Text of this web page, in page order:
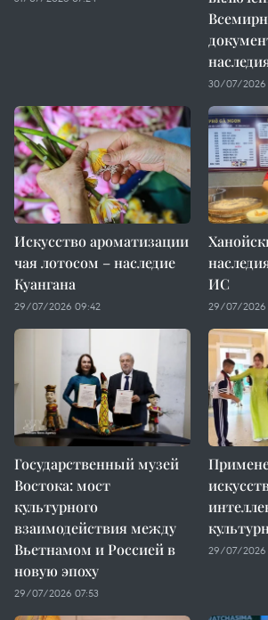
30/07/2026
Искусство ароматизации
чая лотосом – наследие
Куангана
29/07/2026 09:42
ИС
29/07/2026
Государственный музей
Востока: мост
культурного
взаимодействия между
Вьетнамом и Россией в
новую эпоху
29/07/2026 07:53
29/07/2026